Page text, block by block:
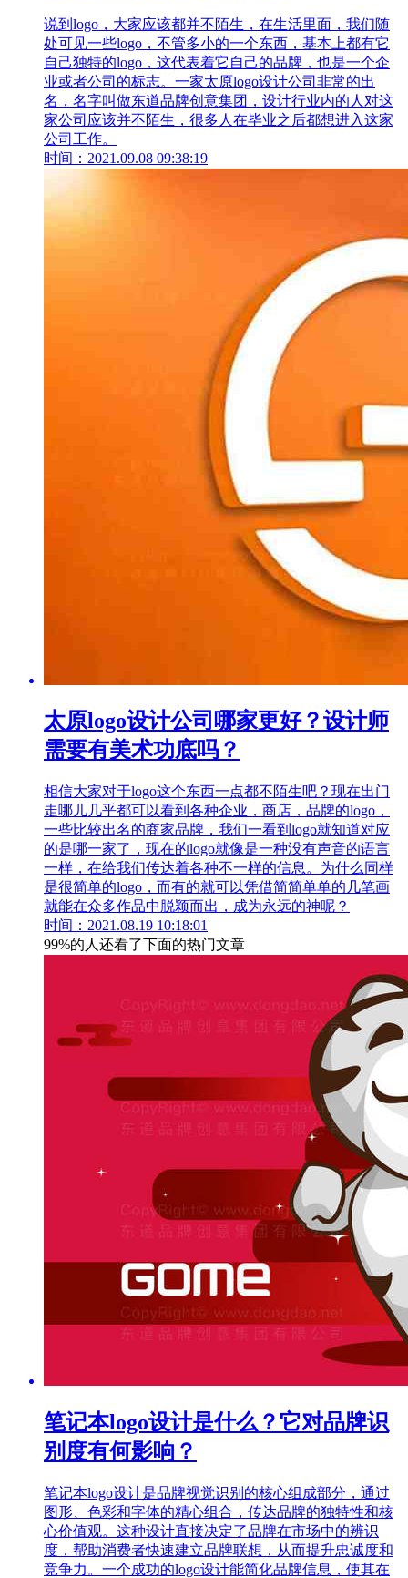
说到logo，大家应该都并不陌生，在生活里面，我们随
处可见一些logo，不管多小的一个东西，基本上都有它
自己独特的logo，这代表着它自己的品牌，也是一个企
业或者公司的标志。一家太原logo设计公司非常的出
名，名字叫做东道品牌创意集团，设计行业内的人对这
家公司应该并不陌生，很多人在毕业之后都想进入这家
公司工作。
时间：2021.09.08 09:38:19
太原logo设计公司哪家更好？设计师
需要有美术功底吗？
相信大家对于logo这个东西一点都不陌生吧？现在出门
走哪儿几乎都可以看到各种企业，商店，品牌的logo，
一些比较出名的商家品牌，我们一看到logo就知道对应
的是哪一家了，现在的logo就像是一种没有声音的语言
一样，在给我们传达着各种不一样的信息。为什么同样
是很简单的logo，而有的就可以凭借简简单单的几笔画
就能在众多作品中脱颖而出，成为永远的神呢？
时间：2021.08.19 10:18:01
99%的人还看了下面的热门文章
笔记本logo设计是什么？它对品牌识
别度有何影响？
笔记本logo设计是品牌视觉识别的核心组成部分，通过
图形、色彩和字体的精心组合，传达品牌的独特性和核
心价值观。这种设计直接决定了品牌在市场中的辨识
度，帮助消费者快速建立品牌联想，从而提升忠诚度和
竞争力。一个成功的logo设计能简化品牌信息，使其在